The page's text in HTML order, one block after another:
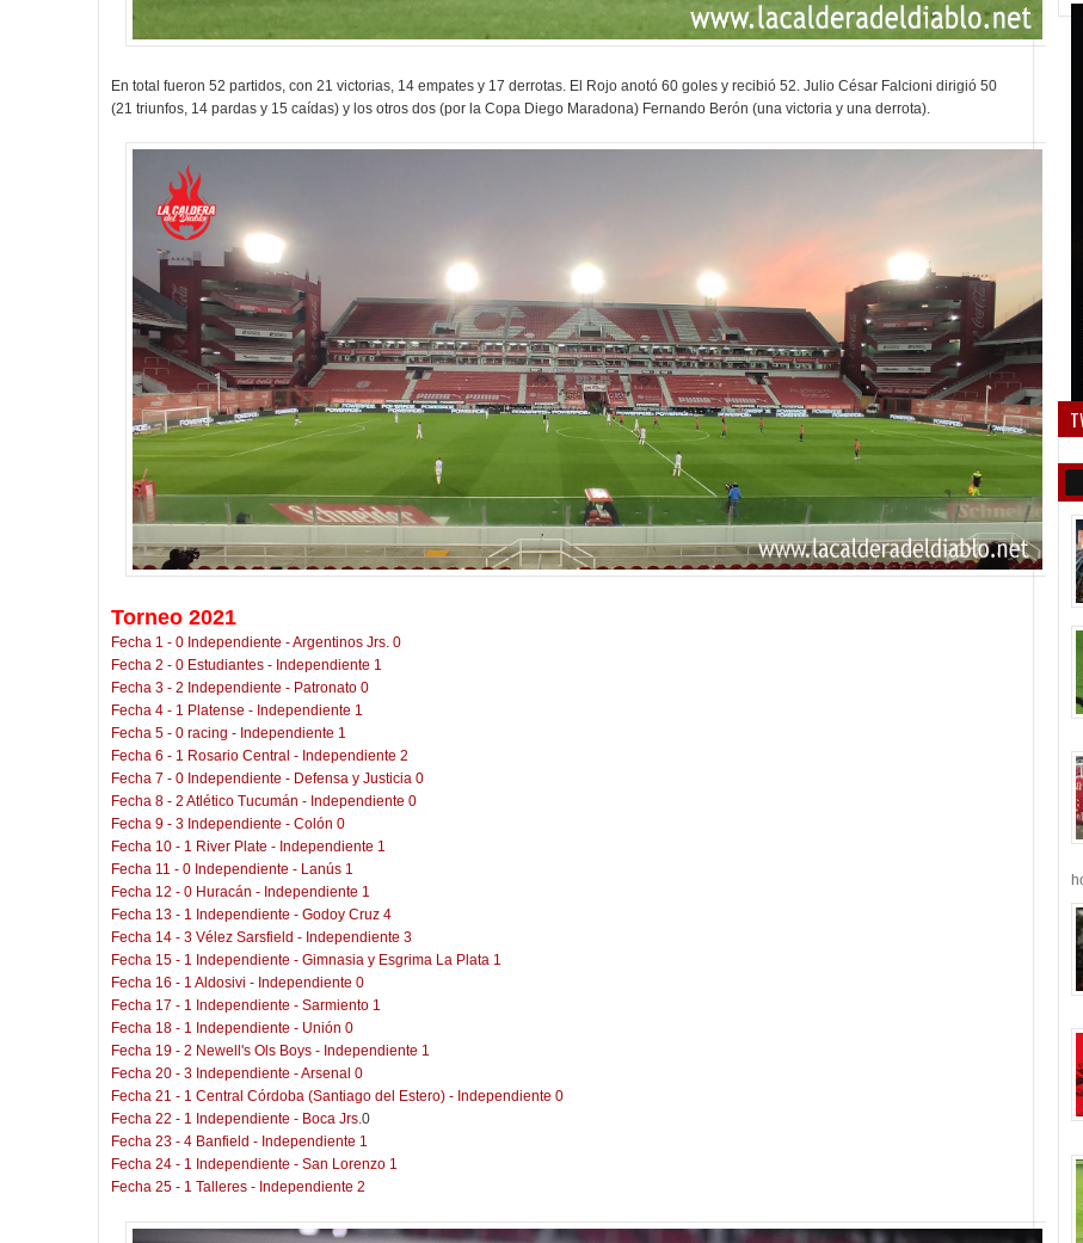
En total fueron 52 partidos, con 21 victorias, 14 empates y 17 derrotas. El Rojo anotó 60 goles y recibió 52. Julio César Falcioni dirigió 50
(21 triunfos, 14 pardas y 15 caídas) y los otros dos (por la Copa Diego Maradona) Fernando Berón (una victoria y una derrota).
Torneo 2021
Fecha 1 - 0 Independiente - Argentinos Jrs. 0
Fecha 2 - 0 Estudiantes - Independiente 1
Fecha 3 - 2 Independiente - Patronato 0
Fecha 4 - 1 Platense - Independiente 1
Fecha 5 - 0 racing - Independiente 1
Fecha 6 - 1 Rosario Central - Independiente 2
Fecha 7 - 0 Independiente - Defensa y Justicia 0
Fecha 8 - 2 Atlético Tucumán - Independiente 0
Fecha 9 - 3 Independiente - Colón 0
Fecha 10 - 1 River Plate - Independiente 1
Fecha 11 - 0 Independiente - Lanús 1
Fecha 12 - 0 Huracán - Independiente 1
Fecha 13 - 1 Independiente - Godoy Cruz 4
Fecha 14 - 3 Vélez Sarsfield - Independiente 3
Fecha 15 - 1 Independiente - Gimnasia y Esgrima La Plata 1
Fecha 16 - 1 Aldosivi - Independiente 0
Fecha 17 - 1 Independiente - Sarmiento 1
Fecha 18 - 1 Independiente - Unión 0
Fecha 19 - 2 Newell's Ols Boys - Independiente 1
Fecha 20 - 3 Independiente - Arsenal 0
Fecha 21 - 1 Central Córdoba (Santiago del Estero) - Independiente 0
Fecha 22 - 1 Independiente - Boca Jrs.0
Fecha 23 - 4 Banfield - Independiente 1
Fecha 24 - 1 Independiente - San Lorenzo 1
Fecha 25 - 1 Talleres - Independiente 2